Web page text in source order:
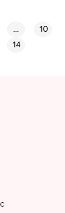
…
10
14